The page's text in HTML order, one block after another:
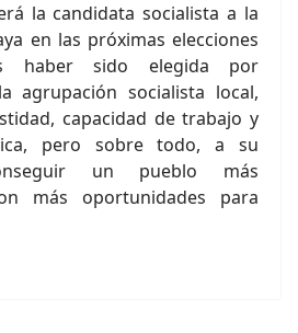
la candidata socialista a la
en las próximas elecciones
haber sido elegida por
agrupación socialista local,
capacidad de trabajo y
pero sobre todo, a su
un pueblo más
más oportunidades para